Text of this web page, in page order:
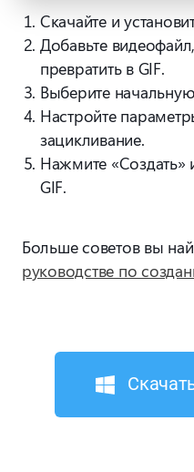
Скачайте и
Добавьте
превратить в GIF.
Выберите
Настройте
зацикливание.
Нажмите «Создать»
GIF.
Больше советов вы
руководстве по